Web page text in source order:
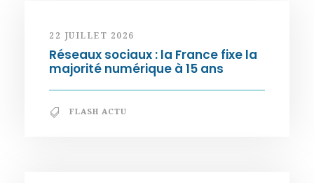
22 JUILLET 2026
Réseaux sociaux : la France fixe la
majorité numérique à 15 ans
FLASH ACTU